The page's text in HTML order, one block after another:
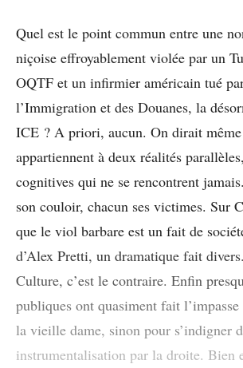
Quel est le point commun entre une
niçoise effroyablement violée par un
OQTF et un infirmier américain tué
l’Immigration et des Douanes, la
ICE ? A priori, aucun. On dirait même
appartiennent à deux réalités
cognitives qui ne se rencontrent
son couloir, chacun ses victimes. Sur
que le viol barbare est un fait de
d’Alex Pretti, un dramatique fait
Culture, c’est le contraire. Enfin
publiques ont quasiment fait
la vieille dame, sinon pour s’indigner
instrumentalisation par la droite. Bien